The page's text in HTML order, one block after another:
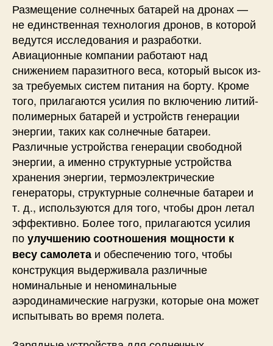
Размещение солнечных батарей на дронах —
не единственная технология дронов, в которой
ведутся исследования и разработки.
Авиационные компании работают над
снижением паразитного веса, который высок из-
за требуемых систем питания на борту. Кроме
того, прилагаются усилия по включению литий-
полимерных батарей и устройств генерации
энергии, таких как солнечные батареи.
Различные устройства генерации свободной
энергии, а именно структурные устройства
хранения энергии, термоэлектрические
генераторы, структурные солнечные батареи и
т. д., используются для того, чтобы дрон летал
эффективно. Более того, прилагаются усилия
поулучшению соотношения мощности к
весу самолета и обеспечению того, чтобы
конструкция выдерживала различные
номинальные и неноминальные
аэродинамические нагрузки, которые она может
испытывать во время полета.